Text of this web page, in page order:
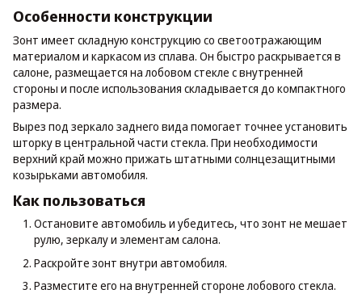
Особенности конструкции
Зонт имеет складную конструкцию со светоотражающим
материалом и каркасом из сплава. Он быстро раскрывается в
салоне, размещается на лобовом стекле с внутренней
стороны и после использования складывается до компактного
размера.
Вырез под зеркало заднего вида помогает точнее установить
шторку в центральной части стекла. При необходимости
верхний край можно прижать штатными солнцезащитными
козырьками автомобиля.
Как пользоваться
Остановите автомобиль и убедитесь, что зонт не мешает
рулю, зеркалу и элементам салона.
Раскройте зонт внутри автомобиля.
Разместите его на внутренней стороне лобового стекла.